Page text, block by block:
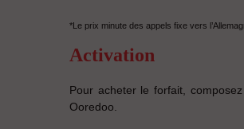
*Le prix minute des appels fixe vers
Activation
Pour acheter le forfait,
Ooredoo.